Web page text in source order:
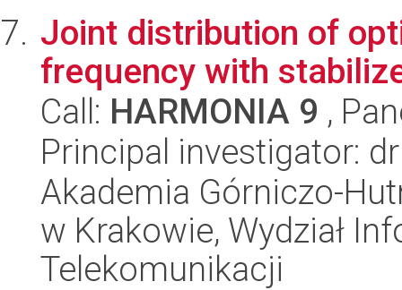
Joint distribution of
frequency with
Call: HARMONIA 9 ,
Principal investigator:
Akademia Górniczo-
w Krakowie, Wydział
Telekomunikacji